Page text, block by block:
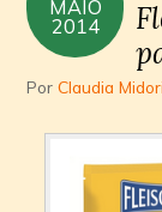
MAIO
2014
PorClaudia Midori